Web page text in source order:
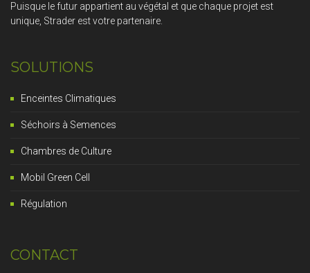
Puisque le futur appartient au végétal et que chaque projet est
unique, Strader est votre partenaire.
SOLUTIONS
Enceintes Climatiques
Séchoirs à Semences
Chambres de Culture
Mobil Green Cell
Régulation
CONTACT